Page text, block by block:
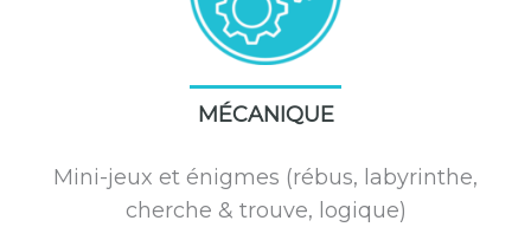
MÉCANIQUE
Mini-jeux et énigmes (rébus, labyrinthe,
cherche & trouve, logique)